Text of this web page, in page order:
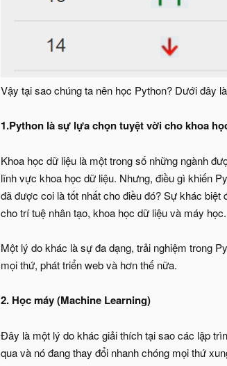
Vậy tại sao chúng ta nên học Python? Dưới đây
1.Python là sự lựa chọn tuyệt vời cho khoa
Khoa học dữ liệu là một trong số những ngành
lĩnh vực khoa học dữ liệu. Nhưng, điều gì khiến
đã được coi là tốt nhất cho điều đó? Sự khác
cho trí tuệ nhân tạo, khoa học dữ liệu và máy học.
Một lý do khác là sự đa dạng, trải nghiệm trong
mọi thứ, phát triển web và hơn thế nữa.
2. Học máy (Machine Learning)
Đây là một lý do khác giải thích tại sao các lập
qua và nó đang thay đổi nhanh chóng mọi thứ